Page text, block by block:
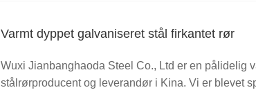
Varmt dyppet galvaniseret stål firkantet rør
Wuxi Jianbanghaoda Steel Co., Ltd er en pålidelig
stålrørproducent og leverandør i Kina. Vi er blevet